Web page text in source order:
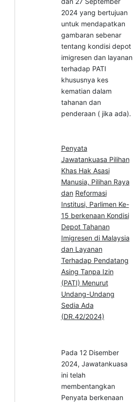
2024 yang bertujuan
untuk mendapatkan
gambaran sebenar
tentang kondisi depot
imigresen dan layanan
terhadap PATI
khususnya kes
kematian dalam
tahanan dan
penderaan ( jika ada).
Penyata
Jawatankuasa Pilihan
Khas Hak Asasi
Manusia, Pilihan Raya
dan Reformasi
Institusi, Parlimen Ke-
15 berkenaan Kondisi
Depot Tahanan
Imigresen di Malaysia
dan Layanan
Terhadap Pendatang
Asing Tanpa Izin
(PATI) Menurut
Undang-Undang
Sedia Ada
(DR.42/2024)
Pada 12 Disember
2024, Jawatankuasa
ini telah
membentangkan
Penyata berkenaan